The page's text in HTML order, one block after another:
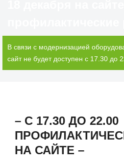
В связи с модернизацией
сайт не будет доступен с 17.30 до
– С 17.30 ДО 22.00
НА САЙТЕ –